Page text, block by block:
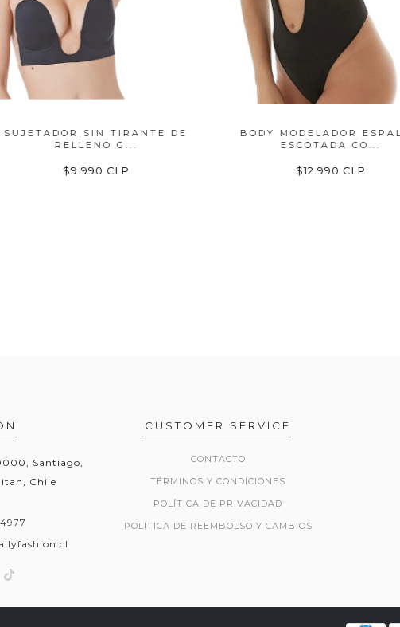
SIN TIRANTE DE
RELLENO G...
$9.990 CLP
BODY MODELADOR ESPALDA
ESCOTADA CO...
$12.990 CLP
Santiago,
Chile
CUSTOMER SERVICE
CONTACTO
TÉRMINOS Y CONDICIONES
POLÍTICA DE PRIVACIDAD
POLITICA DE REEMBOLSO Y CAMBIOS